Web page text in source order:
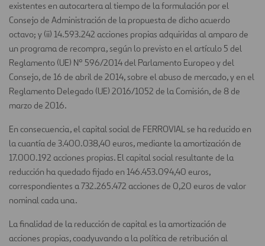
existentes en autocartera al tiempo de la formulación por el
Consejo de Administración de la propuesta de dicho acuerdo
octavo; y (ii) 14.593.242 acciones propias adquiridas al amparo de
un programa de recompra, según lo previsto en el artículo 5 del
Reglamento (UE) Nº 596/2014 del Parlamento Europeo y del
Consejo, de 16 de abril de 2014, sobre el abuso de mercado, y en el
Reglamento Delegado (UE) 2016/1052 de la Comisión, de 8 de
marzo de 2016.
En consecuencia, el capital social de FERROVIAL se ha reducido en
la cuantía de 3.400.038,40 euros, mediante la amortización de
17.000.192 acciones propias. El capital social resultante de la
reducción ha quedado fijado en 146.453.094,40 euros,
correspondientes a 732.265.472 acciones de 0,20 euros de valor
nominal cada una.
La finalidad de la reducción de capital es la amortización de
acciones propias, coadyuvando a la política de retribución al